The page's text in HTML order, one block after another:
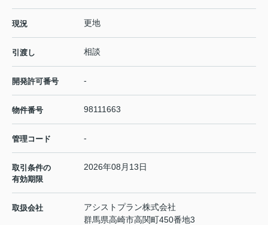
現況 更地
引渡し 相談
開発許可番号 -
物件番号 98111663
管理コード -
取引条件の
有効期限
2026年08月13日
取扱会社
アシストプラン株式会社
群馬県高崎市高関町450番地3